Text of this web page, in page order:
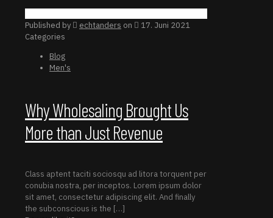
Published by echtanders on
17. Juni 2021
Categories
Blog
Men's
Why Wholesaling Brought Us
More than Just Revenue
Class aptent taciti sociosqu ad litora torquent per
conubia nostra, per inceptos. Lorem ipsum dolor
sit amet, consectetur adipiscing elit. And finally
the subconscious is the […]